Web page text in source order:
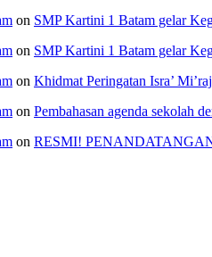
on SMP Kartini 1 Batam gelar
on SMP Kartini 1 Batam gelar
on Khidmat Peringatan Isra’
on Pembahasan agenda sekolah
on RESMI!